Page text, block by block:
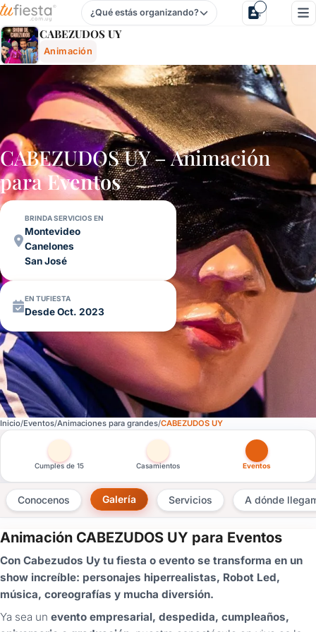
Cabezudos Uy - Animación Para Fiestas Y Eventos En
¿Qué estás organizando?
CABEZUDOS UY
Animación
CABEZUDOS UY – Animación
paraEventos
BRINDA SERVICIOS EN
Montevideo
Canelones
San José
EN TUFIESTA
Desde Oct. 2023
Inicio Eventos Animaciones para grandes CABEZUDOS UY
Otras versiones de esta ficha por tipo de festejo
Cumples de 15 Casamientos Eventos
Conocenos Galería Servicios A dónde
Animación CABEZUDOS UY para Eventos
Con Cabezudos Uy tu fiesta o evento se transforma en un
show increíble: personajes hiperrealistas, Robot Led,
música, coreografías y mucha diversión.
Ya sea un evento empresarial, despedida, cumpleaños,
×
Consultar
¿Ya
tenés
cuenta?